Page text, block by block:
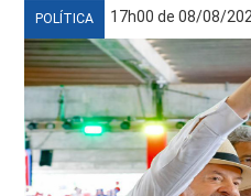
POLÍTICA 17h00 de 08/08/